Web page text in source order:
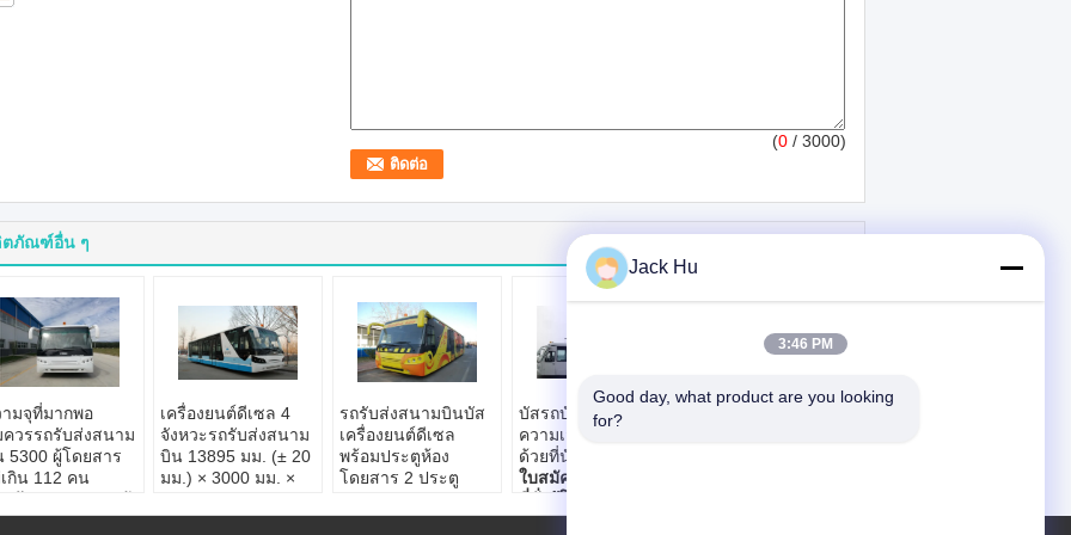
(0 / 3000)
ตภัณฑ์อื่น ๆ
ามจุที่มากพอ
ควรรถรับส่งสนาม
5300 ผู้โดยสาร
กิน 112 คน
สารสนามบิน
เครื่องยนต์ดีเซล 4
จังหวะรถรับส่งสนาม
บิน 13895 มม. (± 20
มม.) × 3000 มม. ×
ใบสมัคร:การรับส่งผู้
รถรับส่งสนามบินบัส
เครื่องยนต์ดีเซล
พร้อมประตูห้อง
โดยสาร 2 ประตู
ใบสมัคร:การรับส่งผู้
บัสรถบัสสนามบินที่มี
ความเสถียรที่ดีพร้อม
ด้วยที่นั่งแบบปรับได้
ใบสมัคร:
มาตรฐาน:
Jack Hu
3:46 PM
Good day, what product are you looking
for?